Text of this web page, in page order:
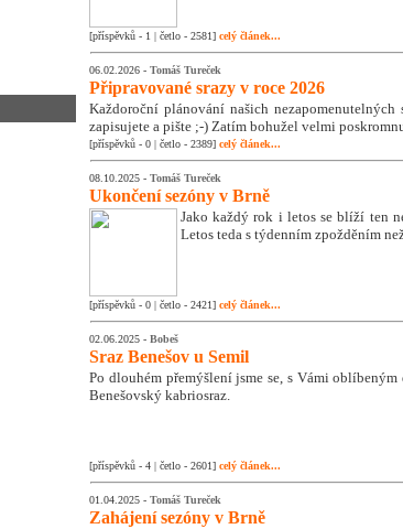
[příspěvků - 1 | četlo - 2581] celý článek...
06.02.2026 - Tomáš Tureček
Připravované srazy v roce 2026
Každoroční plánování našich
zapisujete a pište ;-) Zatím bohužel velmi
[příspěvků - 0 | četlo - 2389] celý článek...
08.10.2025 - Tomáš Tureček
Ukončení sezóny v Brně
Jako každý rok i letos se blíží ten
Letos teda s týdenním zpožděním
[příspěvků - 0 | četlo - 2421] celý článek...
02.06.2025 - Bobeš
Sraz Benešov u Semil
Po dlouhém přemýšlení jsme se, s Vámi
Benešovský kabriosraz.
[příspěvků - 4 | četlo - 2601] celý článek...
01.04.2025 - Tomáš Tureček
Zahájení sezóny v Brně